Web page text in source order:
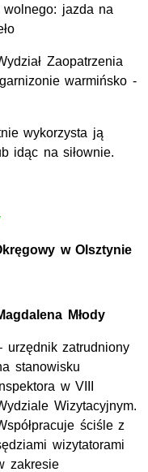
jazda na
Zaopatrzenia
warmińsko -
wykorzysta ją
idąc na siłownie.
w Olsztynie
Młody
urzędnik zatrudniony
stanowisku
Inspektora w VIII
Wizytacyjnym.
ściśle z
wizytatorami
zakresie